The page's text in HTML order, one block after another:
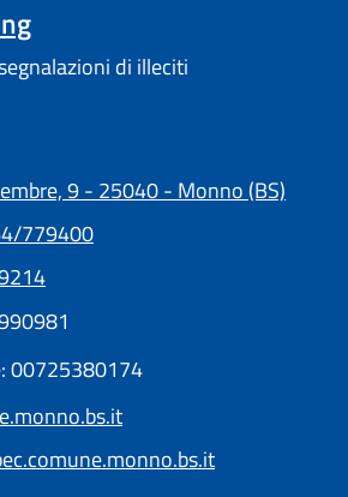
di illeciti
9 - 25040 - Monno (BS)
779400
00725380174